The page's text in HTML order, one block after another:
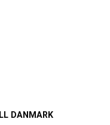
DANMARK